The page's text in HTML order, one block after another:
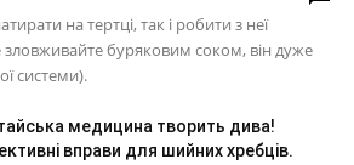
на тертці, так і робити з неї
зловживайте буряковим соком, він дуже
системи).
медицина творить дива!
вправи для шийних хребців.